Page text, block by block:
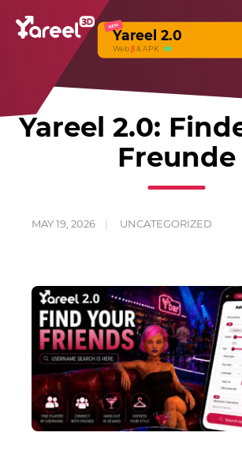
NEW
Yareel 2.0
Webβ & APK
Yareel 2.0:
Freunde
MAY 19, 2026 UNCATEGORIZED